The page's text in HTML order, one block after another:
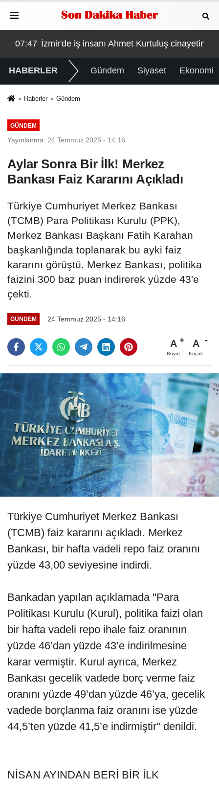
kilit ismi S.K'nın yakalandığı Arjantin'den
06:45 CHP MYK’da ‘truva atı’ kararı
HABERLER Gündem Siyaset Ekonomi
Haberler Gündem
GÜNDEM
Yayınlanma: 24 Temmuz 2025 - 14:16
Aylar Sonra Bir İlk! Merkez
Bankası Faiz Kararını Açıkladı
Türkiye Cumhuriyet Merkez Bankası
(TCMB) Para Politikası Kurulu (PPK),
Merkez Bankası Başkanı Fatih Karahan
başkanlığında toplanarak bu ayki faiz
kararını görüştü. Merkez Bankası, politika
faizini 300 baz puan indirerek yüzde 43'e
çekti.
GÜNDEM 24 Temmuz 2025 - 14:16
A
Büyüt
A
Küçült
Türkiye Cumhuriyet Merkez Bankası
(TCMB) faiz kararını açıkladı. Merkez
Bankası, bir hafta vadeli repo faiz oranını
yüzde 43,00 seviyesine indirdi.
Bankadan yapılan açıklamada "Para
Politikası Kurulu (Kurul), politika faizi olan
bir hafta vadeli repo ihale faiz oranının
yüzde 46’dan yüzde 43’e indirilmesine
karar vermiştir. Kurul ayrıca, Merkez
Bankası gecelik vadede borç verme faiz
oranını yüzde 49’dan yüzde 46’ya, gecelik
vadede borçlanma faiz oranını ise yüzde
44,5’ten yüzde 41,5’e indirmiştir" denildi.
NİSAN AYINDAN BERİ BİR İLK